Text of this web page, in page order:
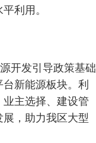
利用。
开发引导政策基础
新能源板块。利
主选择、建设管
，助力我区大型